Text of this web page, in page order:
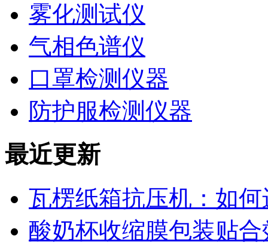
雾化测试仪
气相色谱仪
口罩检测仪器
防护服检测仪器
最近更新
瓦楞纸箱抗压机：如
酸奶杯收缩膜包装贴